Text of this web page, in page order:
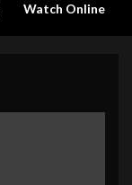
Watch Online